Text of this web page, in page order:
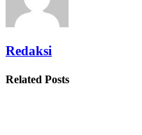
Redaksi
Related Posts